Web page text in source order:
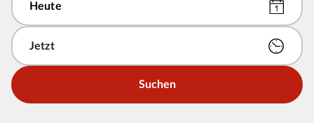
Suchen